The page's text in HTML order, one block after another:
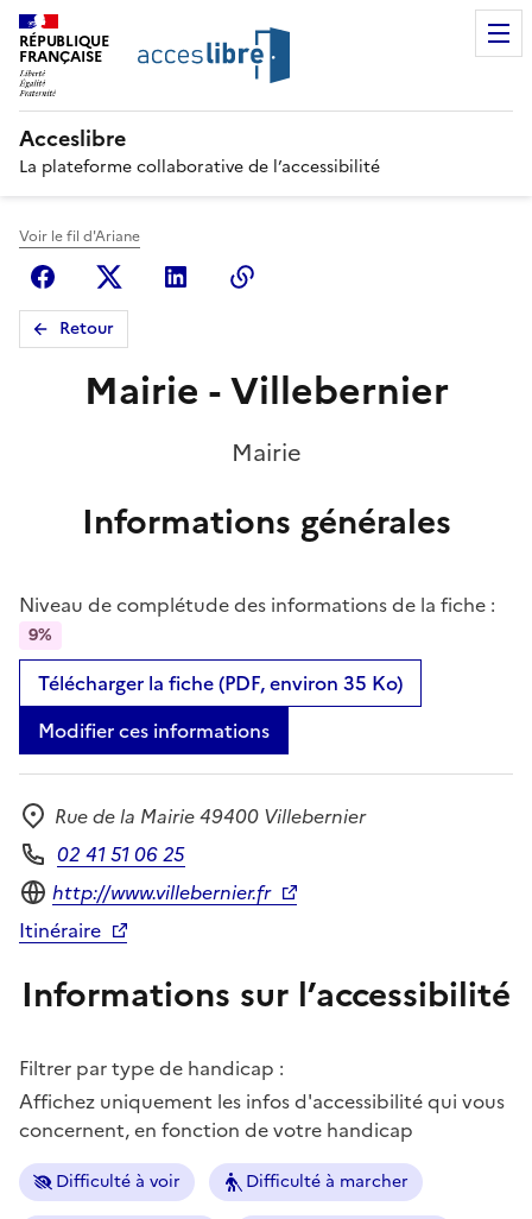
RÉPUBLIQUE
FRANÇAISE
Acceslibre
La plateforme collaborative de l’accessibilité
Voir le fil d'Ariane
FacebookX (anciennement Twitter)
Linkedin
Retour
Mairie - Villebernier
Mairie
Informations générales
Niveau de complétude des informations de la fiche :
9%
Télécharger la fiche (PDF, environ 35 Ko)
Modifier ces informations
Adresse
Rue de la Mairie 49400 Villebernier
Téléphone
02 41 51 06 25
Site internet
http://www.villebernier.fr
Itinéraire
Informations sur l’accessibilité
Filtrer par type de handicap :
Affichez uniquement les infos d'accessibilité qui vous
concernent, en fonction de votre handicap
Difficulté à voir Difficulté à marcher